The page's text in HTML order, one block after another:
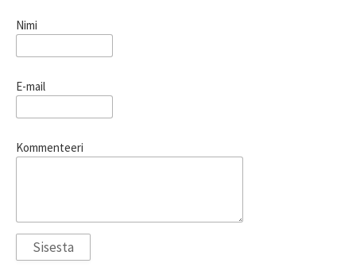
Nimi
E-mail
Kommenteeri